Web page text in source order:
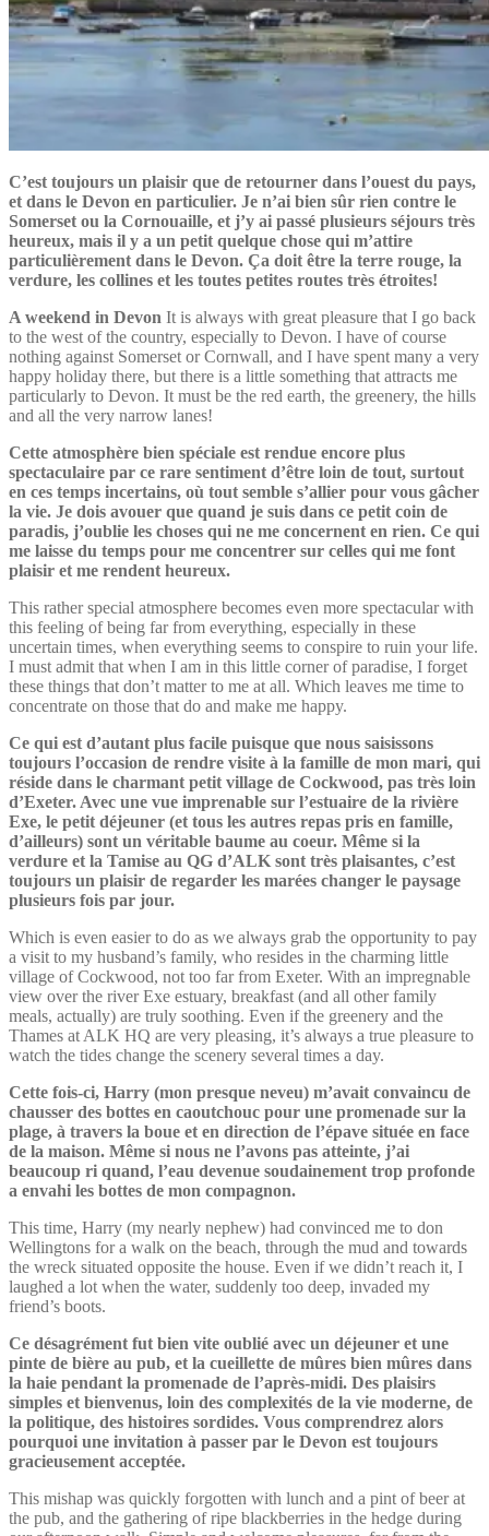
C’est toujours un plaisir que de retourner dans l’ouest du pays,
et dans le Devon en particulier. Je n’ai bien sûr rien contre le
Somerset ou la Cornouaille, et j’y ai passé plusieurs séjours très
heureux, mais il y a un petit quelque chose qui m’attire
particulièrement dans le Devon. Ça doit être la terre rouge, la
verdure, les collines et les toutes petites routes très étroites!
A weekend in Devon It is always with great pleasure that I go back
to the west of the country, especially to Devon. I have of course
nothing against Somerset or Cornwall, and I have spent many a very
happy holiday there, but there is a little something that attracts me
particularly to Devon. It must be the red earth, the greenery, the hills
and all the very narrow lanes!
Cette atmosphère bien spéciale est rendue encore plus
spectaculaire par ce rare sentiment d’être loin de tout, surtout
en ces temps incertains, où tout semble s’allier pour vous gâcher
la vie. Je dois avouer que quand je suis dans ce petit coin de
paradis, j’oublie les choses qui ne me concernent en rien. Ce qui
me laisse du temps pour me concentrer sur celles qui me font
plaisir et me rendent heureux.
This rather special atmosphere becomes even more spectacular with
this feeling of being far from everything, especially in these
uncertain times, when everything seems to conspire to ruin your life.
I must admit that when I am in this little corner of paradise, I forget
these things that don’t matter to me at all. Which leaves me time to
concentrate on those that do and make me happy.
Ce qui est d’autant plus facile puisque que nous saisissons
toujours l’occasion de rendre visite à la famille de mon mari, qui
réside dans le charmant petit village de Cockwood, pas très loin
d’Exeter. Avec une vue imprenable sur l’estuaire de la rivière
Exe, le petit déjeuner (et tous les autres repas pris en famille,
d’ailleurs) sont un véritable baume au coeur. Même si la
verdure et la Tamise au QG d’ALK sont très plaisantes, c’est
toujours un plaisir de regarder les marées changer le paysage
plusieurs fois par jour.
Which is even easier to do as we always grab the opportunity to pay
a visit to my husband’s family, who resides in the charming little
village of Cockwood, not too far from Exeter. With an impregnable
view over the river Exe estuary, breakfast (and all other family
meals, actually) are truly soothing. Even if the greenery and the
Thames at ALK HQ are very pleasing, it’s always a true pleasure to
watch the tides change the scenery several times a day.
Cette fois-ci, Harry (mon presque neveu) m’avait convaincu de
chausser des bottes en caoutchouc pour une promenade sur la
plage, à travers la boue et en direction de l’épave située en face
de la maison. Même si nous ne l’avons pas atteinte, j’ai
beaucoup ri quand, l’eau devenue soudainement trop profonde
a envahi les bottes de mon compagnon.
This time, Harry (my nearly nephew) had convinced me to don
Wellingtons for a walk on the beach, through the mud and towards
the wreck situated opposite the house. Even if we didn’t reach it, I
laughed a lot when the water, suddenly too deep, invaded my
friend’s boots.
Ce désagrément fut bien vite oublié avec un déjeuner et une
pinte de bière au pub, et la cueillette de mûres bien mûres dans
la haie pendant la promenade de l’après-midi. Des plaisirs
simples et bienvenus, loin des complexités de la vie moderne, de
la politique, des histoires sordides. Vous comprendrez alors
pourquoi une invitation à passer par le Devon est toujours
gracieusement acceptée.
This mishap was quickly forgotten with lunch and a pint of beer at
the pub, and the gathering of ripe blackberries in the hedge during